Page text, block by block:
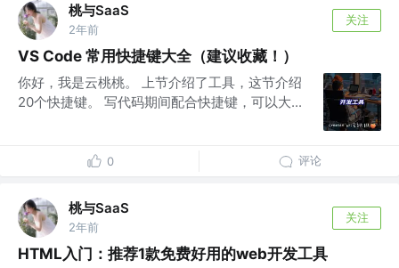
桃与SaaS
2年前
关注
VS Code 常用快捷键大全（建议收藏！）
你好，我是云桃桃。 上节介绍了工具，这节介绍
20个快捷键。 写代码期间配合快捷键，可以大...
0 评论
桃与SaaS
2年前
关注
HTML入门：推荐1款免费好用的web开发工具